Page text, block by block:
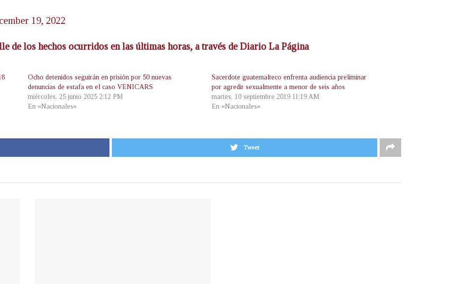
19, 2022
de los hechos ocurridos en las últimas horas, a través de Diario La Página
Ocho detenidos seguirán en prisión por 50 nuevas
denuncias de estafa en el caso VENICARS
miércoles, 25 junio 2025 2:12 PM
En «Nacionales»
Sacerdote guatemalteco enfrenta audiencia preliminar
por agredir sexualmente a menor de seis años
martes, 10 septiembre 2019 11:19 AM
En «Nacionales»
Tweet